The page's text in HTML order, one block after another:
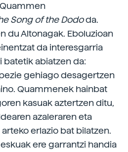
Song of the Dododa.
du Altonagak. Eboluzioan
da interesgarria
batetik abiatzen da:
gehiago desagertzen
Quammenek hainbat
kasuak aztertzen ditu,
azaleraren eta
erlazio bat bilatzen.
ere garrantzi handia